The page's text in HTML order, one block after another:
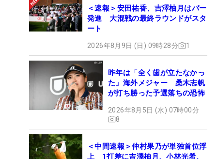
＜速報＞安田祐香、吉澤柚月はパー
発進 大混戦の最終ラウンドがスタ
ート
2026年8月9日 (日) 09時28分 1
昨年は「全く歯が立たなかっ
た」海外メジャー 桑木志帆
が打ち勝った予選落ちの恐怖
2026年8月5日 (水) 07時00分
8
＜中間速報＞仲村果乃が単独首位浮
上 1打差に吉澤柚月、小林光希、